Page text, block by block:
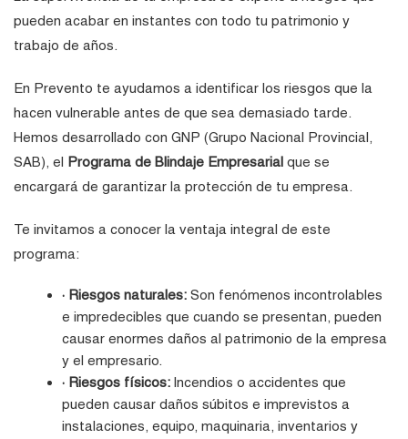
pueden acabar en instantes con todo tu patrimonio y
trabajo de años.
En Prevento te ayudamos a identificar los riesgos que la
hacen vulnerable antes de que sea demasiado tarde.
Hemos desarrollado con GNP (Grupo Nacional Provincial,
SAB), el Programa de Blindaje Empresarial que se
encargará de garantizar la protección de tu empresa.
Te invitamos a conocer la ventaja integral de este
programa:
· Riesgos naturales: Son fenómenos incontrolables
e impredecibles que cuando se presentan, pueden
causar enormes daños al patrimonio de la empresa
y el empresario.
· Riesgos físicos: Incendios o accidentes que
pueden causar daños súbitos e imprevistos a
instalaciones, equipo, maquinaria, inventarios y